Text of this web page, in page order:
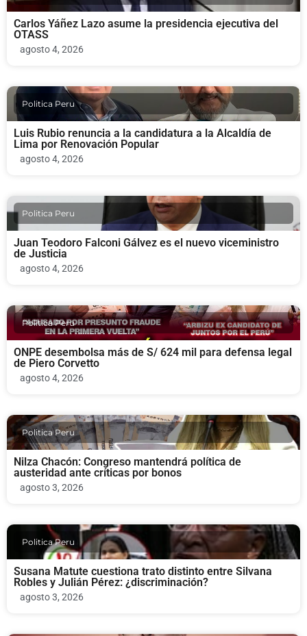
Carlos Yáñez Lazo asume la presidencia ejecutiva del
OTASS
agosto 4, 2026
Politica Peru
Luis Rubio renuncia a la candidatura a la Alcaldía de
Lima por Renovación Popular
agosto 4, 2026
Politica Peru
Juan Teodoro Falconi Gálvez es el nuevo viceministro
de Justicia
agosto 4, 2026
Politica Peru
ONPE desembolsa más de S/ 624 mil para defensa legal
de Piero Corvetto
agosto 4, 2026
Politica Peru
Nilza Chacón: Congreso mantendrá política de
austeridad ante críticas por bonos
agosto 3, 2026
Politica Peru
Susana Matute cuestiona trato distinto entre Silvana
Robles y Julián Pérez: ¿discriminación?
agosto 3, 2026